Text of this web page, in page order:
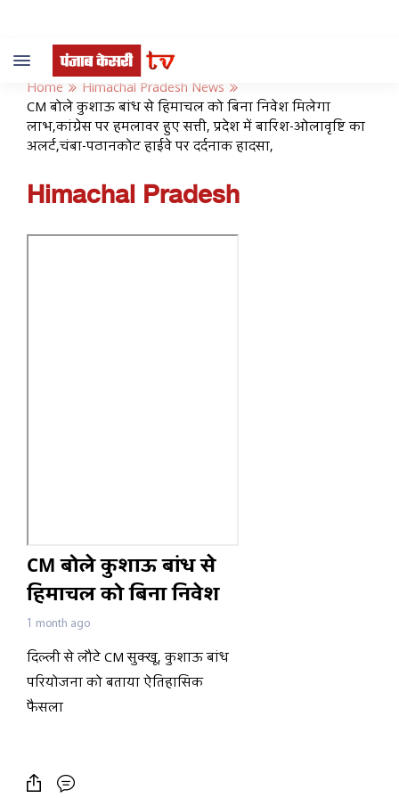
Toggle
navigation
Home
Himachal Pradesh News
CM बोले कुशाऊ बांध से हिमाचल को बिना निवेश मिलेगा
लाभ,कांग्रेस पर हमलावर हुए सत्ती, प्रदेश में बारिश-ओलावृष्टि का
अलर्ट,चंबा-पठानकोट हाईवे पर दर्दनाक हादसा,
Himachal Pradesh
CM बोले कुशाऊ बांध से
हिमाचल को बिना निवेश
मिलेगा लाभ,कांग्रेस पर
हमलावर हुए सत्ती, प्रदेश
में बारिश-ओलावृष्टि का
अलर्ट,चंबा-पठानकोट
1 month ago
दिल्ली से लौटे CM सुक्खू, कुशाऊ बांध
परियोजना को बताया ऐतिहासिक
फैसला
जनप्रतिनिधियों की खरीद-फरोख्त का